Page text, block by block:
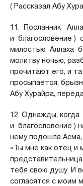
( Рассказал Абу
11. Посланник
и благословение )
милостью Аллаха
молитву ночью,
прочитают его, и
просыпается,
Абу Хурайра,
12. Однажды,
и благословение )
нему подошла Асма,
«Ты мне как отец и
тебя свою душу. И
согласятся с моим